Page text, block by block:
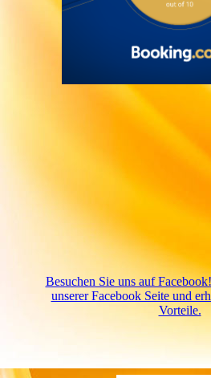
Besuchen Sie uns auf
unserer Facebook Seite und
Vorteile.